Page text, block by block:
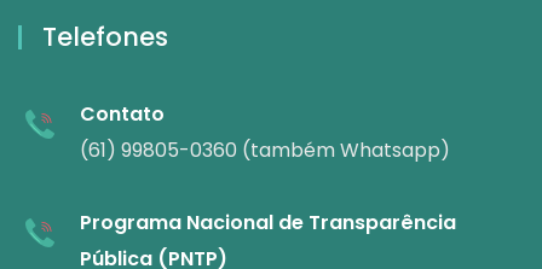
Telefones
Contato
(61) 99805-0360 (também Whatsapp)
Programa Nacional de Transparência
Pública (PNTP)